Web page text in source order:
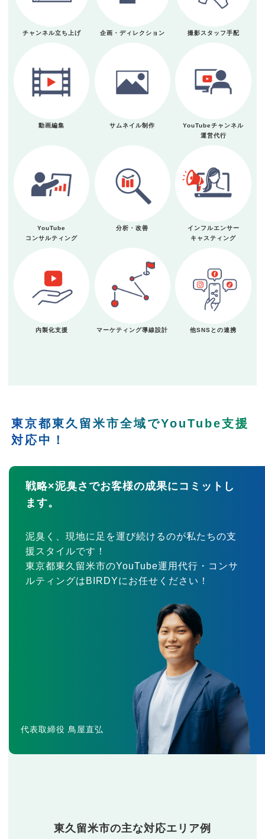
チャンネル立ち上げ 企画・ディレクション 撮影スタッフ手配
動画編集 サムネイル制作
YouTubeチャンネル
運営代行
YouTube
コンサルティング
分析・改善
インフルエンサー
キャスティング
内製化支援 マーケティング導線設計 他SNSとの連携
東京都東久留米市全域でYouTube支援
対応中！
戦略×泥臭さでお客様の成果にコミットし
ます。
泥臭く、現地に足を運び続けるのが私たちの支
援スタイルです！
東京都東久留米市のYouTube運用代行・コンサ
ルティングはBIRDYにお任せください！
代表取締役 鳥屋直弘
東久留米市の主な対応エリア例